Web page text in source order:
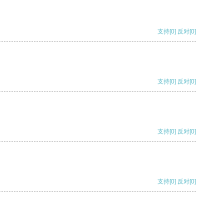
支持[0] 反对[0]
支持[0] 反对[0]
支持[0] 反对[0]
支持[0] 反对[0]